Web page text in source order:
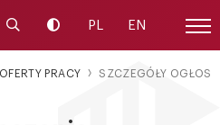
Uruchom wyszukiwarkę
Zmień kontrast
PL EN
OFERTY PRACY SZCZEGÓŁY